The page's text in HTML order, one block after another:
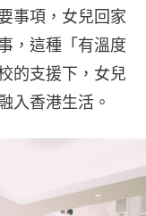
事項，女兒回家
，這種「有溫度
的支援下，女兒
入香港生活。